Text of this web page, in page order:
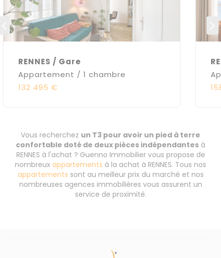
RENNES / Gare
Appartement / 1 chambre
132 495 €
Vous recherchez un T3 pour avoir un pied à terre
confortable doté de deux pièces indépendantes à
RENNES à l'achat ? Guenno Immobilier vous propose de
nombreux appartements à la achat à RENNES. Tous nos
appartements sont au meilleur prix du marché et nos
nombreuses agences immobilières vous assurent un
service de proximité.